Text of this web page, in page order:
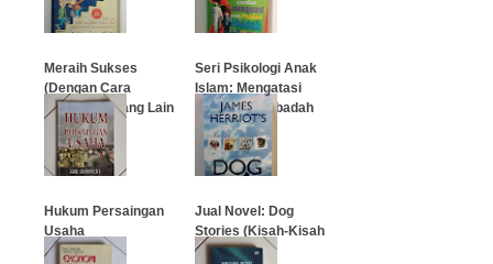
Meraih Sukses
(Dengan Cara
Membuat Orang Lain
Mengerti)
…
Seri Psikologi Anak
Islam: Mengatasi
Anak Malas Ibadah
…
Hukum Persaingan
Usaha
Jual Novel: Dog
Stories (Kisah-Kisah
Anjing)